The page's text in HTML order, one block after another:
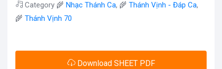
Category 🌾 Nhạc Thánh Ca, 🌾 Thánh Vịnh - Đáp Ca,
🌾 Thánh Vịnh 70
Download SHEET PDF